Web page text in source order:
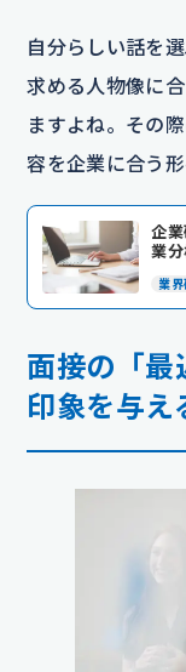
自分らしい話を
求める人物像に
ますよね。その
容を企業に合う
企
業
業
面接の「最
印象を与え